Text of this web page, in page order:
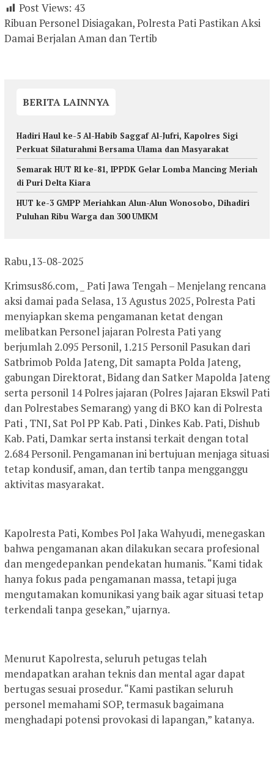
Post Views: 43
Ribuan Personel Disiagakan, Polresta Pati Pastikan Aksi
Damai Berjalan Aman dan Tertib
BERITA LAINNYA
Hadiri Haul ke-5 Al-Habib Saggaf Al-Jufri, Kapolres Sigi
Perkuat Silaturahmi Bersama Ulama dan Masyarakat
Semarak HUT RI ke-81, IPPDK Gelar Lomba Mancing Meriah
di Puri Delta Kiara
HUT ke-3 GMPP Meriahkan Alun-Alun Wonosobo, Dihadiri
Puluhan Ribu Warga dan 300 UMKM
Rabu,13-08-2025
Krimsus86.com, _ Pati Jawa Tengah – Menjelang rencana
aksi damai pada Selasa, 13 Agustus 2025, Polresta Pati
menyiapkan skema pengamanan ketat dengan
melibatkan Personel jajaran Polresta Pati yang
berjumlah 2.095 Personil, 1.215 Personil Pasukan dari
Satbrimob Polda Jateng, Dit samapta Polda Jateng,
gabungan Direktorat, Bidang dan Satker Mapolda Jateng
serta personil 14 Polres jajaran (Polres Jajaran Ekswil Pati
dan Polrestabes Semarang) yang di BKO kan di Polresta
Pati , TNI, Sat Pol PP Kab. Pati , Dinkes Kab. Pati, Dishub
Kab. Pati, Damkar serta instansi terkait dengan total
2.684 Personil. Pengamanan ini bertujuan menjaga situasi
tetap kondusif, aman, dan tertib tanpa mengganggu
aktivitas masyarakat.
Kapolresta Pati, Kombes Pol Jaka Wahyudi, menegaskan
bahwa pengamanan akan dilakukan secara profesional
dan mengedepankan pendekatan humanis. “Kami tidak
hanya fokus pada pengamanan massa, tetapi juga
mengutamakan komunikasi yang baik agar situasi tetap
terkendali tanpa gesekan,” ujarnya.
Menurut Kapolresta, seluruh petugas telah
mendapatkan arahan teknis dan mental agar dapat
bertugas sesuai prosedur. “Kami pastikan seluruh
personel memahami SOP, termasuk bagaimana
menghadapi potensi provokasi di lapangan,” katanya.